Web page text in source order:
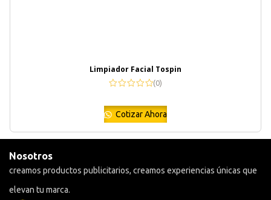
Limpiador Facial Tospin
(0)
Cotizar Ahora
Nosotros
creamos productos publicitarios, creamos experiencias únicas que
elevan tu marca.